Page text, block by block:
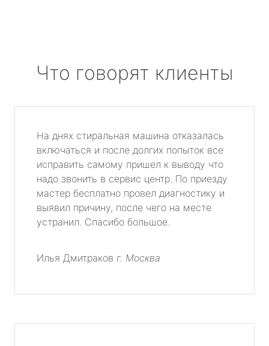
Что говорят клиенты
На днях стиральная машина отказалась
включаться и после долгих попыток все
исправить самому пришел к выводу что
надо звонить в сервис центр. По приезду
мастер бесплатно провел диагностику и
выявил причину, после чего на месте
устранил. Спасибо большое.
Илья Дмитраков г. Москва